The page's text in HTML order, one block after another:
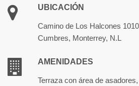
UBICACIÓN
Camino de Los Halcones
Cumbres, Monterrey, N.L
AMENIDADES
Terraza con área de